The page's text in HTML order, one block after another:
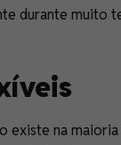
durante muito
existe na